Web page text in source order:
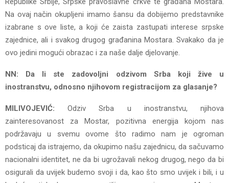
Na ovaj način okupljeni imamo šansu da dobijemo predstavnike
izabrane s ove liste, a koji će zaista zastupati interese srpske
zajednice, ali i svakog drugog građanina Mostara. Svakako da je
ovo jedini mogući obrazac i za naše dalje djelovanje.
NN: Da li ste zadovoljni odzivom Srba koji žive u
inostranstvu, odnosno njihovom registracijom za glasanje?
MILIVOJEVIĆ: Odziv Srba u inostranstvu, njihova
zainteresovanost za Mostar, pozitivna energija kojom nas
podržavaju u svemu ovome što radimo nam je ogroman
podsticaj da istrajemo, da okupimo našu zajednicu, da sačuvamo
nacionalni identitet, ne da bi ugrožavali nekog drugog, nego da bi
osigurali da uvijek budemo svoji i da, kao što smo uvijek i bili, i u